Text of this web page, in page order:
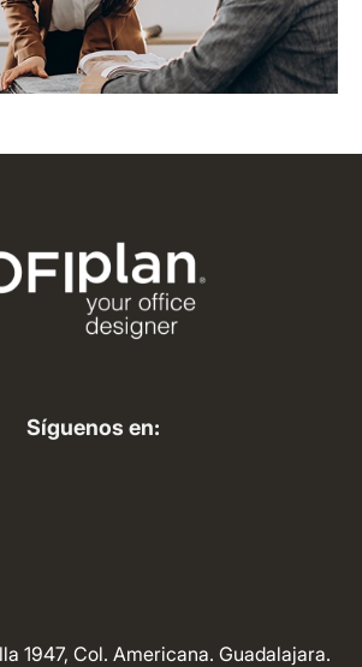
Síguenos en:
1947, Col. Americana. Guadalajara.